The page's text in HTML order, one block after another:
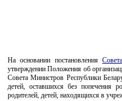
На основании постановления
утверждении Положения об
Совета Министров Республики
детей, оставшихся без попечения
родителей, детей, находящихся в